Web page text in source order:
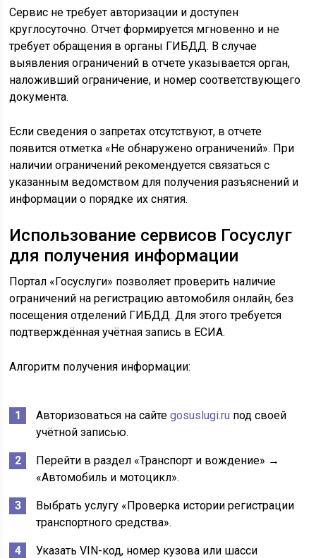
Сервис не требует авторизации и доступен
круглосуточно. Отчет формируется мгновенно и не
требует обращения в органы ГИБДД. В случае
выявления ограничений в отчете указывается орган,
наложивший ограничение, и номер соответствующего
документа.
Если сведения о запретах отсутствуют, в отчете
появится отметка «Не обнаружено ограничений». При
наличии ограничений рекомендуется связаться с
указанным ведомством для получения разъяснений и
информации о порядке их снятия.
Использование сервисов Госуслуг
для получения информации
Портал «Госуслуги» позволяет проверить наличие
ограничений на регистрацию автомобиля онлайн, без
посещения отделений ГИБДД. Для этого требуется
подтверждённая учётная запись в ЕСИА.
Алгоритм получения информации:
Авторизоваться на сайтеgosuslugi.ru под своей
учётной записью.
Перейти в раздел «Транспорт и вождение» →
«Автомобиль и мотоцикл».
Выбрать услугу «Проверка истории регистрации
транспортного средства».
Указать VIN-код, номер кузова или шасси